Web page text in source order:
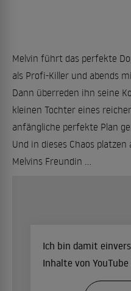
Melvin führt das perfekte
als Profi-Killer und abends
Dann überreden ihn seine
kleinen Tochter eines
anfängliche perfekte Plan
Und in dieses Chaos
Melvins Freundin ...
Ich bin damit
Inhalte von